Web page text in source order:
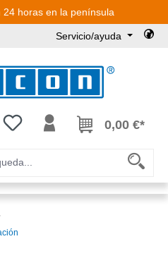
24 horas en la península
Servicio/ayuda
Tienes 0 artículos en tu lista de
0,00 €*